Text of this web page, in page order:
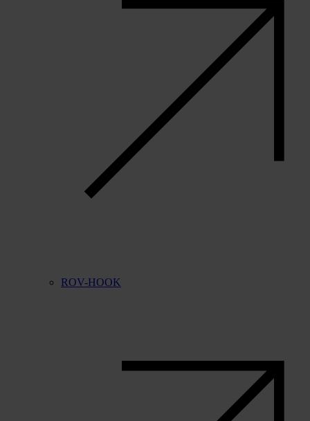
ROV-HOOK